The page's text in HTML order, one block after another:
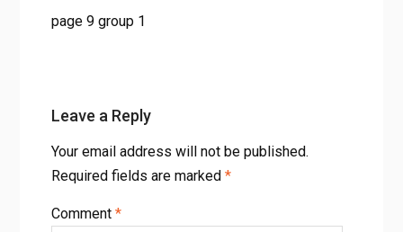
page 9 group 1
Leave a Reply
Your email address will not be published.
Required fields are marked *
Comment *